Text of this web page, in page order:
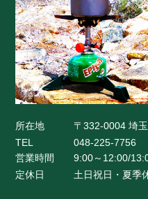
所在地
〒332-0004 埼
TEL
048-225-7756
営業時間
9:00～12:00/
定休日
土日祝日・夏季